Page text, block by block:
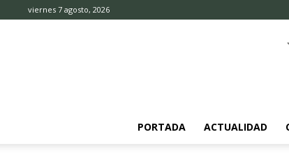
viernes 7 agosto, 2026
PORTADA ACTUALIDAD